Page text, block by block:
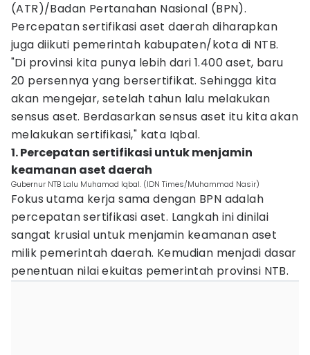
(ATR)/Badan Pertanahan Nasional (BPN).
Percepatan sertifikasi aset daerah diharapkan
juga diikuti pemerintah kabupaten/kota di NTB.
"Di provinsi kita punya lebih dari 1.400 aset, baru
20 persennya yang bersertifikat. Sehingga kita
akan mengejar, setelah tahun lalu melakukan
sensus aset. Berdasarkan sensus aset itu kita akan
melakukan sertifikasi," kata Iqbal.
1. Percepatan sertifikasi untuk menjamin
keamanan aset daerah
Gubernur NTB Lalu Muhamad Iqbal. (IDN Times/Muhammad Nasir)
Fokus utama kerja sama dengan BPN adalah
percepatan sertifikasi aset. Langkah ini dinilai
sangat krusial untuk menjamin keamanan aset
milik pemerintah daerah. Kemudian menjadi dasar
penentuan nilai ekuitas pemerintah provinsi NTB.